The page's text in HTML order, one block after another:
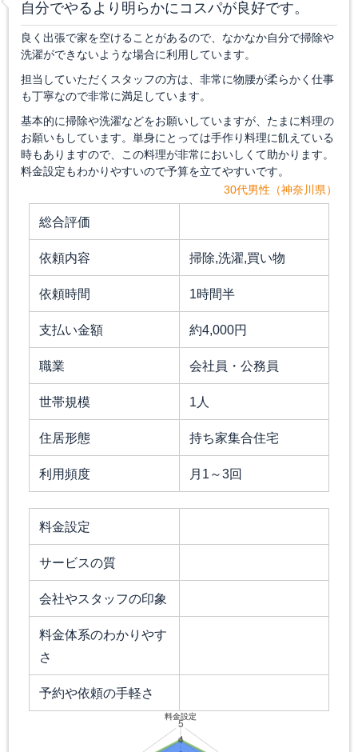
自分でやるより明らかにコスパが良好です。
良く出張で家を空けることがあるので、なかなか自分で掃除や
洗濯ができないような場合に利用しています。
担当していただくスタッフの方は、非常に物腰が柔らかく仕事
も丁寧なので非常に満足しています。
基本的に掃除や洗濯などをお願いしていますが、たまに料理の
お願いもしています。単身にとっては手作り料理に飢えている
時もありますので、この料理が非常においしくて助かります。
料金設定もわかりやすいので予算を立てやすいです。
30代男性（神奈川県）
総合評価
依頼内容 掃除,洗濯,買い物
依頼時間 1時間半
支払い金額 約4,000円
職業 会社員・公務員
世帯規模 1人
住居形態 持ち家集合住宅
利用頻度 月1～3回
料金設定
サービスの質
会社やスタッフの印象
料金体系のわかりやす
さ
予約や依頼の手軽さ